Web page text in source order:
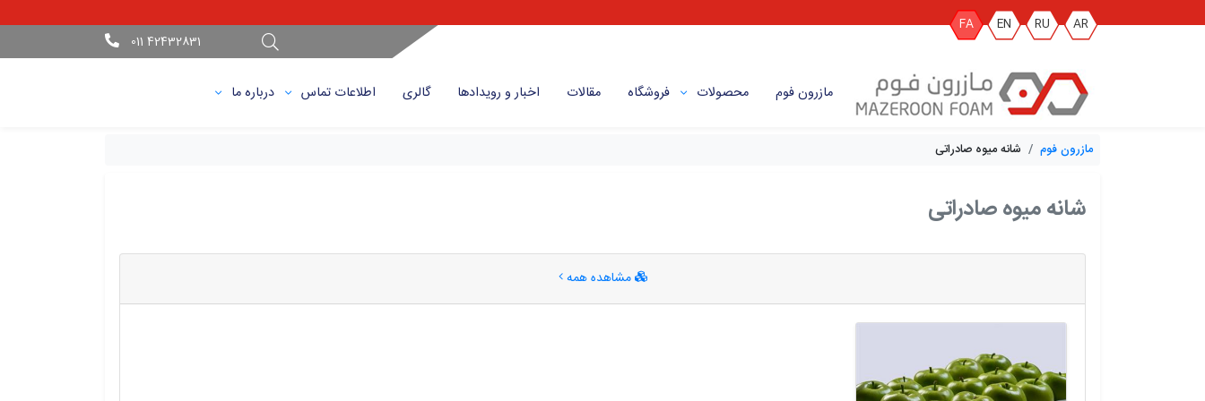
FA EN RU
AR
42432831 011
مازرون فوم محصولات فروشگاه مقالات اخبار و رویداد‌ها گالری اطلاعات تماس درباره ما
مازرون فوم شانه میوه صادراتی
شانه میوه صادراتی
مشاهده همه